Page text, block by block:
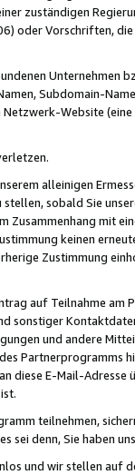
zuständigen
oder Vorschriften,
Unternehmen
Subdomain-
Website
alleinigen
sobald Sie
Zusammenhang mit
keinen
Zustimmung
auf Teilnahme
sonstiger
und andere
Partnerprogramms
diese E-Mail-
teilnehmen,
sei denn, Sie haben
und wir stellen auf